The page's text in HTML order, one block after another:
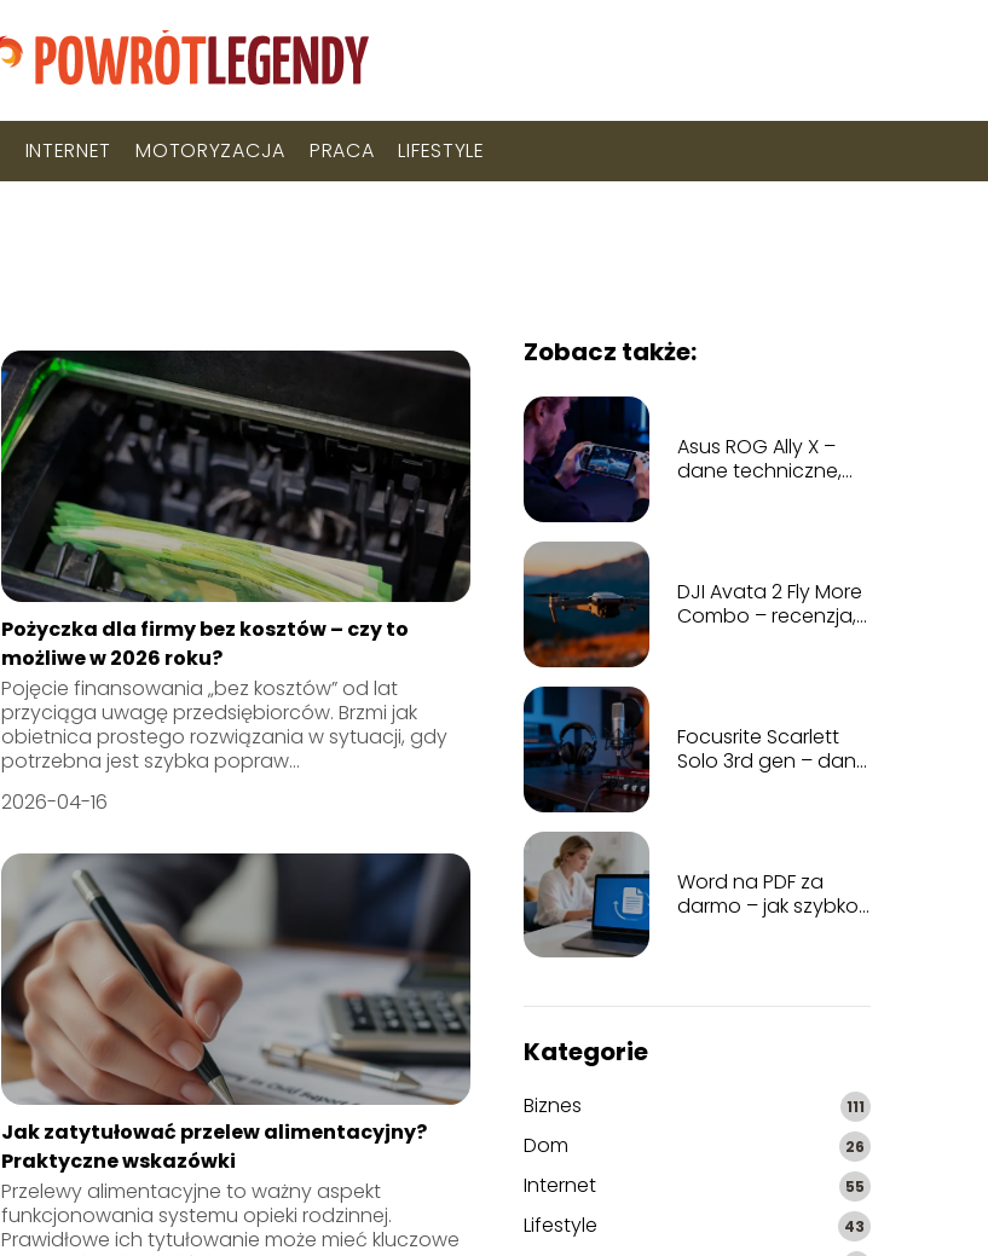
INTERNET MOTORYZACJA PRACA LIFESTYLE
Pożyczka dla firmy bez kosztów – czy to
możliwe w 2026 roku?
Pojęcie finansowania „bez kosztów” od lat
przyciąga uwagę przedsiębiorców. Brzmi jak
obietnica prostego rozwiązania w sytuacji, gdy
potrzebna jest szybka popraw...
2026-04-16
Jak zatytułować przelew alimentacyjny?
Praktyczne wskazówki
Przelewy alimentacyjne to ważny aspekt
funkcjonowania systemu opieki rodzinnej.
Prawidłowe ich tytułowanie może mieć kluczowe
Zobacz także:
Asus ROG Ally X –
dane techniczne,
DJI Avata 2 Fly More
Combo – recenzja,
Focusrite Scarlett
Solo 3rd gen – dane
Word na PDF za
darmo – jak szybko
Kategorie
Biznes 111
Dom 26
Internet 55
Lifestyle 43